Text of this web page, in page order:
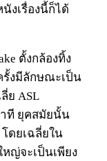
นังเรื่องนี้ก็ได้
ตั้งกล้องทิ้ง
รั้งมีลักษณะเป็น
ย ASL
าที ยุคสมัยนั้น
ดยเฉลี่ยใน
ญ่จะเป็นเพียง